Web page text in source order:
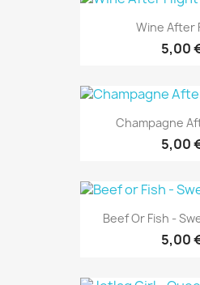
Wine After
5,00
Champagne
5,00
Beef Or Fish -
5,00